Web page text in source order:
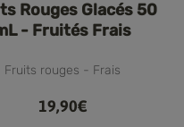
Rouges Glacés 50
- Fruités Frais
Fruits rouges - Frais
19,90€